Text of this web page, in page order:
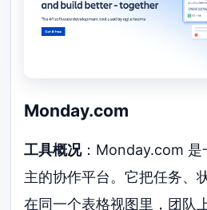
Monday.com
工具概况：Monday.com 是
主的协作平台。它把任务、
在同一个表格视图里，团队